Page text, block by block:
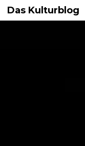
Das Kulturblog